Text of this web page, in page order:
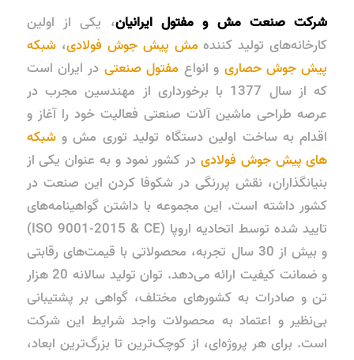
شرکت صنعت مش و مفتول ایرانیان، یکی از اولین
کارخانه‌های تولید کننده مش پیش جوش فولادی،شبکه
پیش جوش حصاری و انواع مفتول صنعتی در ایران است
که از سال 1377 با برخورداری از مهندسین مجرب در
عرصه طراحی ماشین آلات صنعتی فعالیت خود را آغاز و
اقدام به ساخت اولین دستگاه تولید توری مش وشبکه
های پیش جوش فولادیدر کشور نمود و به عنوان یکی از
بنیانگذاران، نقش پررنگی در شکوفا کردن این صنعت در
کشور داشته است. این مجموعه با داشتن گواهینامه‌های
تایید شده توسط اتحادیه اروپا (ISO 9001-2015 & CE)
و بیش از 30 سال تجربه، محصولاتی با قیمت‌های رقابتی
و ضمانت کیفیت ارائه می‌دهد. توان تولید سالانه 20 هزار
تن و صادرات به کشورهای مختلف، گواهی بر پشتیبانی
بی‌نظیر و اعتماد به محصولات واجد شرایط این شرکت
است. برای هر پروژه‌ای، از کوچک‌ترین تا بزرگ‌ترین ابعاد،